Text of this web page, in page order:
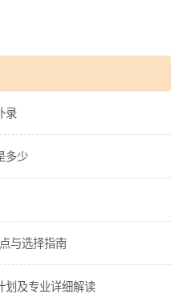
录
多少
与选择指南
划及专业详细解读